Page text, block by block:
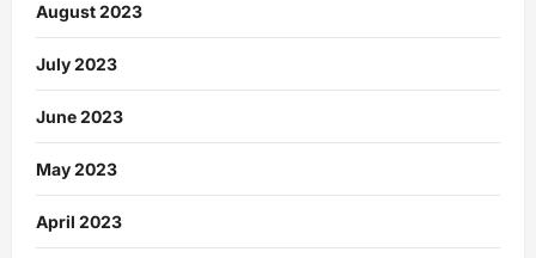
August 2023
July 2023
June 2023
May 2023
April 2023